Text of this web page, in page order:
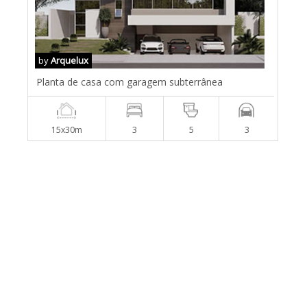
byArquelux
Planta de casa com garagem subterrânea
15x30m 3 5 3